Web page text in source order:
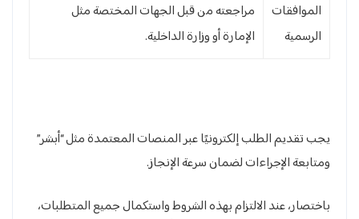
الموافقات
الرسمية
مراجعته من قبل الجهات المختصة مثل
الإمارة أو وزارة الداخلية.
يجب تقديم الطلب إلكترونيًا عبر المنصات المعتمدة مثل “أبشر”
ومتابعة الإجراءات لضمان سرعة الإنجاز.
باختصار، عند الالتزام بهذه الشروط واستكمال جميع المتطلبات،